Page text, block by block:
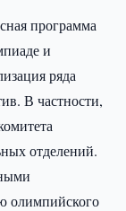
программа
и
ряда
В частности,
отделений.
олимпийского